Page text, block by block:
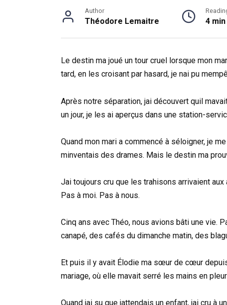
Author
Théodore Lemaitre 4 min
Le destin ma joué un tour cruel lorsque mon
tard, en les croisant par hasard, je nai pu
Après notre séparation, jai découvert quil
un jour, je les ai aperçus dans une station-
Quand mon mari a commencé à séloigner, je
minventais des drames. Mais le destin ma
Jai toujours cru que les trahisons arrivaient
Pas à moi. Pas à nous.
Cinq ans avec Théo, nous avions bâti une vie.
canapé, des cafés du dimanche matin, des
Et puis il y avait Élodie ma sœur de cœur
mariage, où elle mavait serré les mains en
Quand jai su que jattendais un enfant, jai cru à